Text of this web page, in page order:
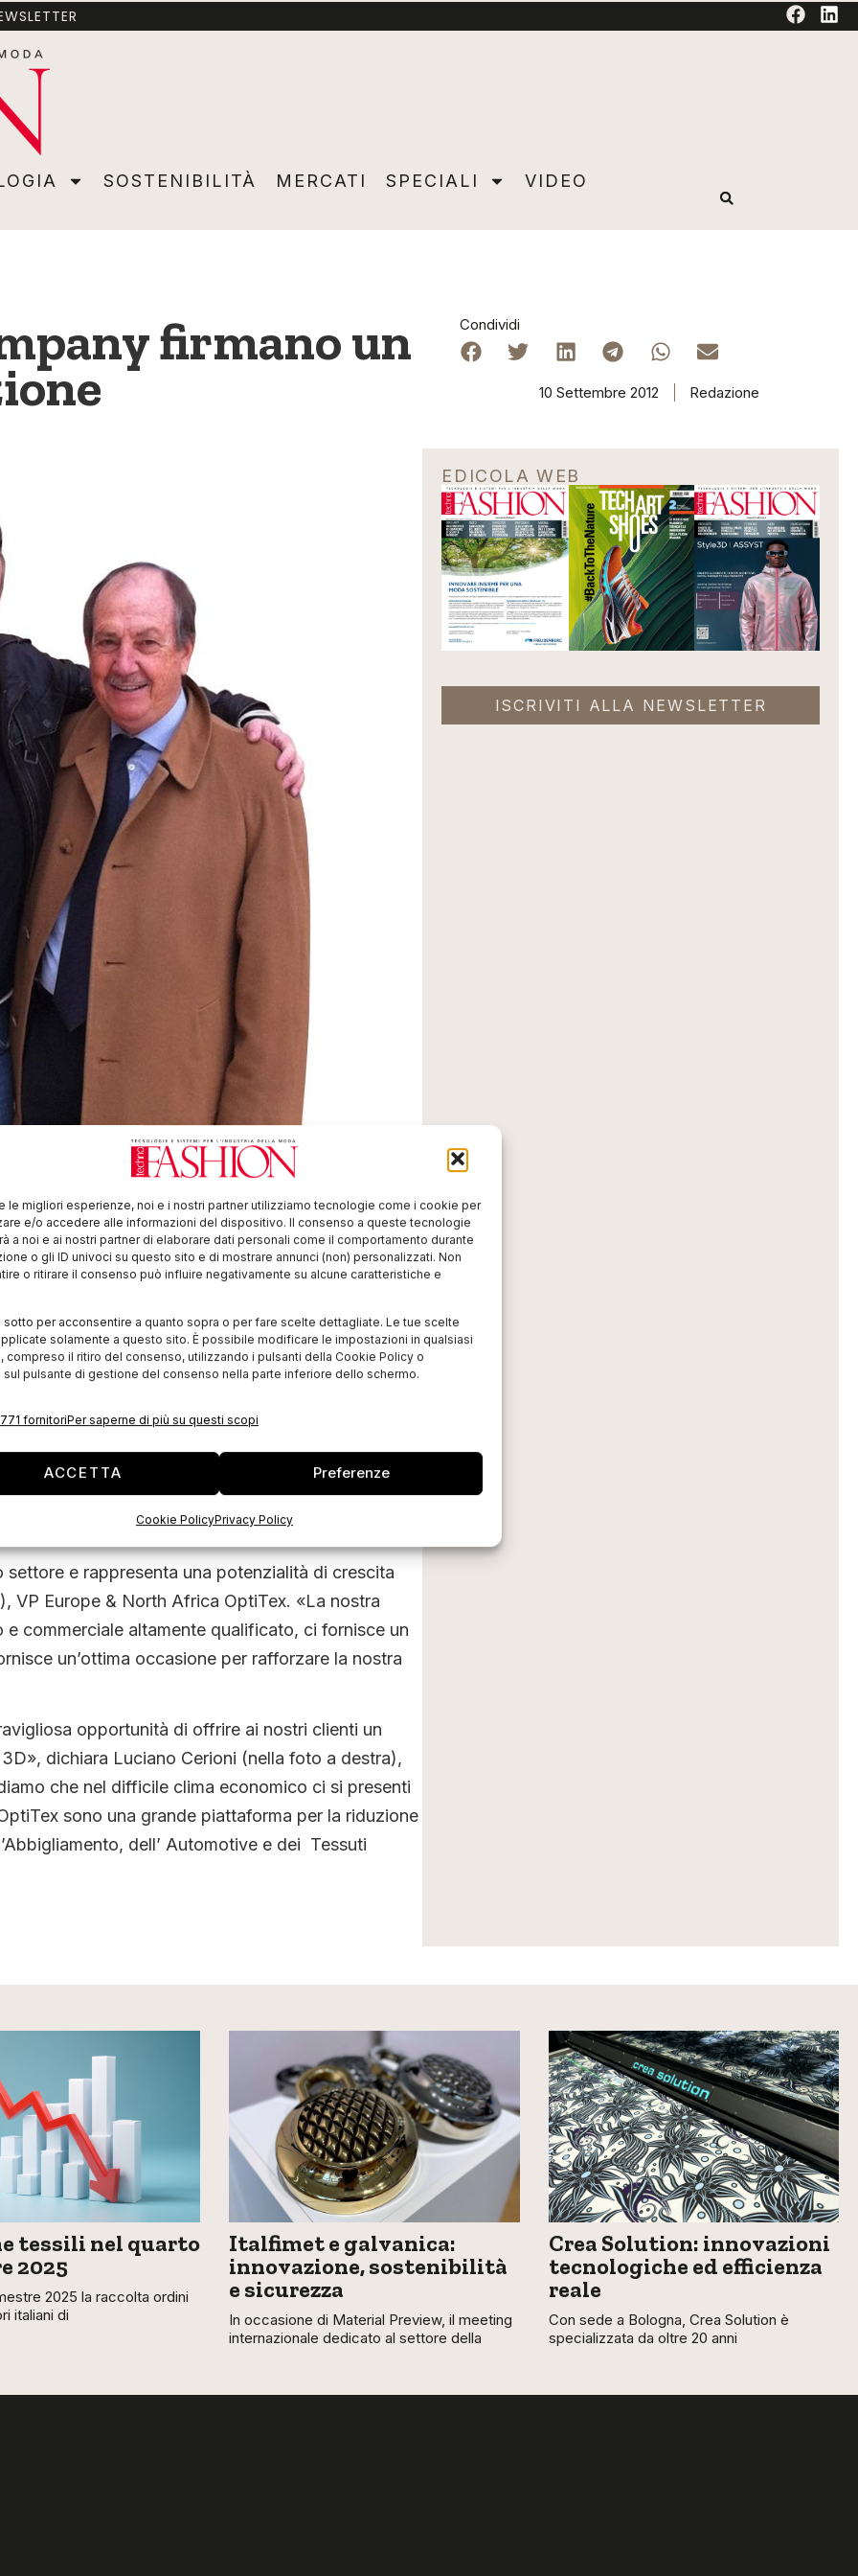
le migliori esperienze, noi e i nostri partner utilizziamo tecnologie come i cookie per
e/o accedere alle informazioni del dispositivo. Il consenso a queste tecnologie
a noi e ai nostri partner di elaborare dati personali come il comportamento durante
o gli ID univoci su questo sito e di mostrare annunci (non) personalizzati. Non
o ritirare il consenso può influire negativamente su alcune caratteristiche e
sotto per acconsentire a quanto sopra o per fare scelte dettagliate. Le tue scelte
solamente a questo sito. È possibile modificare le impostazioni in qualsiasi
compreso il ritiro del consenso, utilizzando i pulsanti della Cookie Policy o
sul pulsante di gestione del consenso nella parte inferiore dello schermo.
fornitoriPer saperne di più su questi scopi
ACCETTA Preferenze
Cookie PolicyPrivacy Policy
SOSTENIBILITÀ MERCATI SPECIALI VIDEO ADVERTORIAL
SOSTENIBILITÀ MERCATI SPECIALI
VIDEO
firmano un Condividi
10 Settembre 2012 Redazione
dei principali fornitori di soluzioni software
e 3D e di Prototipazione Virtuale, ha annunciato la
di affiliazione con C&C Company srl ., tra i
distribuzione, supporto e installazione di
e CAM in Italia.
sfruttare le capacità di entrambe le società
forte conoscenza del mercato locale con
all’avanguardia e, nel contempo, la C&C si
della base clienti della OptiTex già installata in Italia.
del mercato per le soluzioni avanzate di software
e rappresenta una potenzialità di crescita
VP Europe & North Africa OptiTex. «La nostra
commerciale altamente qualificato, ci fornisce un
un’ottima occasione per rafforzare la nostra
opportunità di offrire ai nostri clienti un
dichiara Luciano Cerioni (nella foto a destra),
che nel difficile clima economico ci si presenti
sono una grande piattaforma per la riduzione
dell’ Automotive e dei Tessuti
EDICOLA WEB
ISCRIVITI ALLA NEWSLETTER
tessili nel quarto
2025
2025 la raccolta ordini
italiani di
Italfimet e galvanica:
innovazione, sostenibilità
e sicurezza
In occasione di Material Preview, il meeting
internazionale dedicato al settore della
Crea Solution: innovazioni
tecnologiche ed efficienza
reale
Con sede a Bologna, Crea Solution è
specializzata da oltre 20 anni